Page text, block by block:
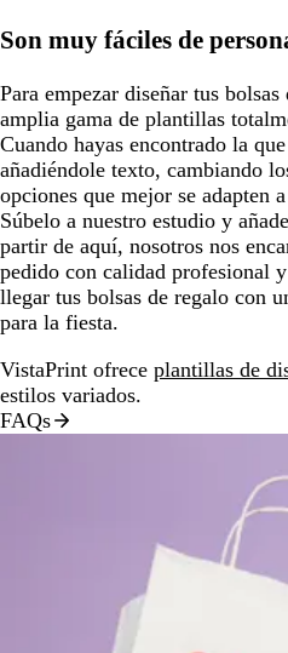
Son muy fáciles de
Para empezar diseñar tus
amplia gama de plantillas
Cuando hayas encontrado la
añadiéndole texto, cambiando
opciones que mejor se adapten
Súbelo a nuestro estudio y
partir de aquí, nosotros nos
pedido con calidad profesional
llegar tus bolsas de regalo con
para la fiesta.
VistaPrint ofrece plantillas de
estilos variados.
FAQs